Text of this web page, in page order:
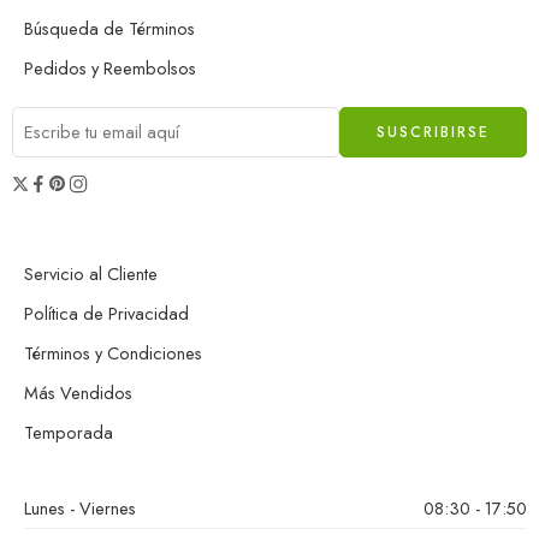
Búsqueda de Términos
Pedidos y Reembolsos
Servicio al Cliente
Política de Privacidad
Términos y Condiciones
Más Vendidos
Temporada
Lunes - Viernes
08:30 - 17:50